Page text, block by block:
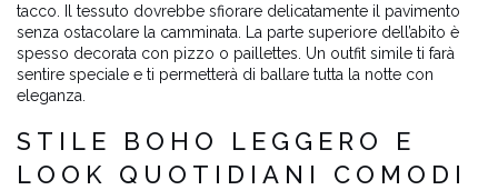
tacco. Il tessuto dovrebbe sfiorare delicatamente il pavimento
senza ostacolare la camminata. La parte superiore dell’abito è
spesso decorata con pizzo o paillettes. Un outfit simile ti farà
sentire speciale e ti permetterà di ballare tutta la notte con
eleganza.
STILE BOHO LEGGERO E
LOOK QUOTIDIANI COMODI